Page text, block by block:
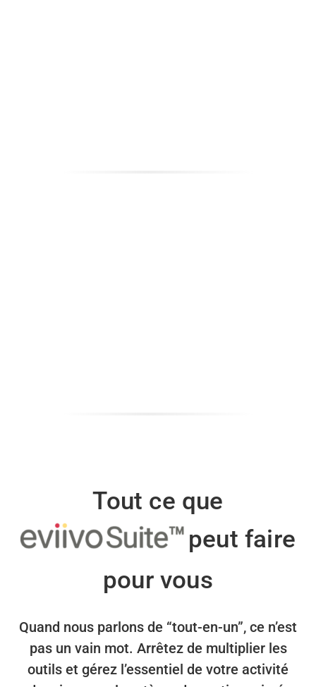
Tout ce que
peut faire
pour vous
Quand nous parlons de “tout-en-un”, ce n’est
pas un vain mot. Arrêtez de multiplier les
outils et gérez l’essentiel de votre activité